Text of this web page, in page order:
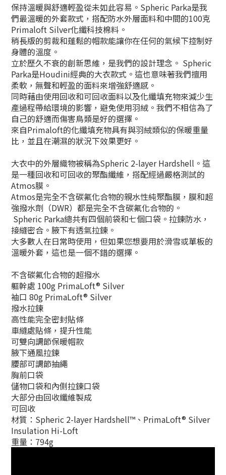
保持溫暖與舒適輕盈從未如此容易。Spheric Parka是我
們最溫暖的外套款式，搭配防水外層面料和中間的100克
Primaloft Silver化纖科技棉料。
稍長版的剪裁和蓬鬆的帽款能讓你在任何的氣候下控制好
身體的溫度。
立於歷久不衰的創新思維，是我們的設計理念。 Spheric
Parka是Houdini經典的大衣款式。這也意味著我們擅用
柔軟，無聲和輕盈的面料來增強舒適感。
同時藉由使用回收和可回收面料以及化纖填充物來減少生
產過程帶給環境的影響，避免使用羽絨。我們不相信為了
自己的舒適而傷害鳥類是好的選擇。
來自Primaloft的化纖填充物具有與羽絨類似的保暖重量
比，並且在潮濕的狀況下效果更好。
大衣中的外層織物被稱為Spheric 2-layer Hardshell。這
是一種回收和可回收的聚酯纖維，搭配經過嚴格測試的
Atmos膜。
Atmos是完全不含碳氟化合物的親水性純聚酯膜，膜和超
強撥水劑（DWR）都是完全不含碳氟化合物的。
Spheric Parka總共有四個前袋和七個口袋。拉鍊防水，
接縫密合。腋下有透氣拉鍊。
大多數人在日常時使用，但如果您想要用於滑雪或單板的
溫暖外套，這也是一個不錯的選擇。
不含碳氟化合物的超撥水
軀幹處 100g PrimaLoft® Silver
袖口 80g PrimaLoft® Silver
撥水拉鍊
高性能完全密封貼條
車縫處貼條，提升性能
可雙向調節保暖帽款
腋下通風拉鍊
腰部可調節抽繩
胸前口袋
儲物口袋和內側拉鍊口袋
大部分由回收纖維製成
可回收
材質：Spheric 2-layer Hardshell™、PrimaLoft® Silver
Insulation Hi-Loft
重量：794g